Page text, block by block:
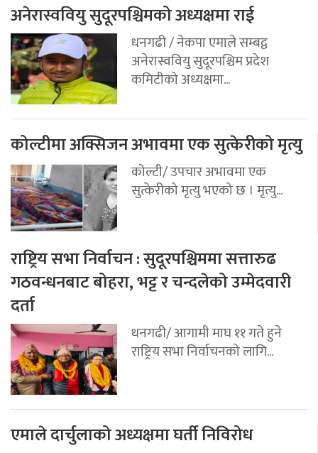
अनेरास्ववियु सुदूरपश्चिमको अध्यक्षमा राई
धनगढी / नेकपा एमाले सम्बद्व
अनेरास्ववियु सुदूरपश्चिम प्रदेश
कमिटीको अध्यक्षमा...
कोल्टीमा अक्सिजन अभावमा एक सुत्केरीको मृत्यु
कोल्टी/ उपचार अभावमा एक
सुत्केरीको मृत्यु भएको छ । मृत्यु...
राष्ट्रिय सभा निर्वाचन : सुदूरपश्चिममा सत्तारुढ
गठवन्धनबाट बोहरा, भट्ट र चन्दलेको उम्मेदवारी
दर्ता
धनगढी/ आगामी माघ ११ गते हुने
राष्ट्रिय सभा निर्वाचनको लागि...
एमाले दार्चुलाको अध्यक्षमा घर्ती निविरोध